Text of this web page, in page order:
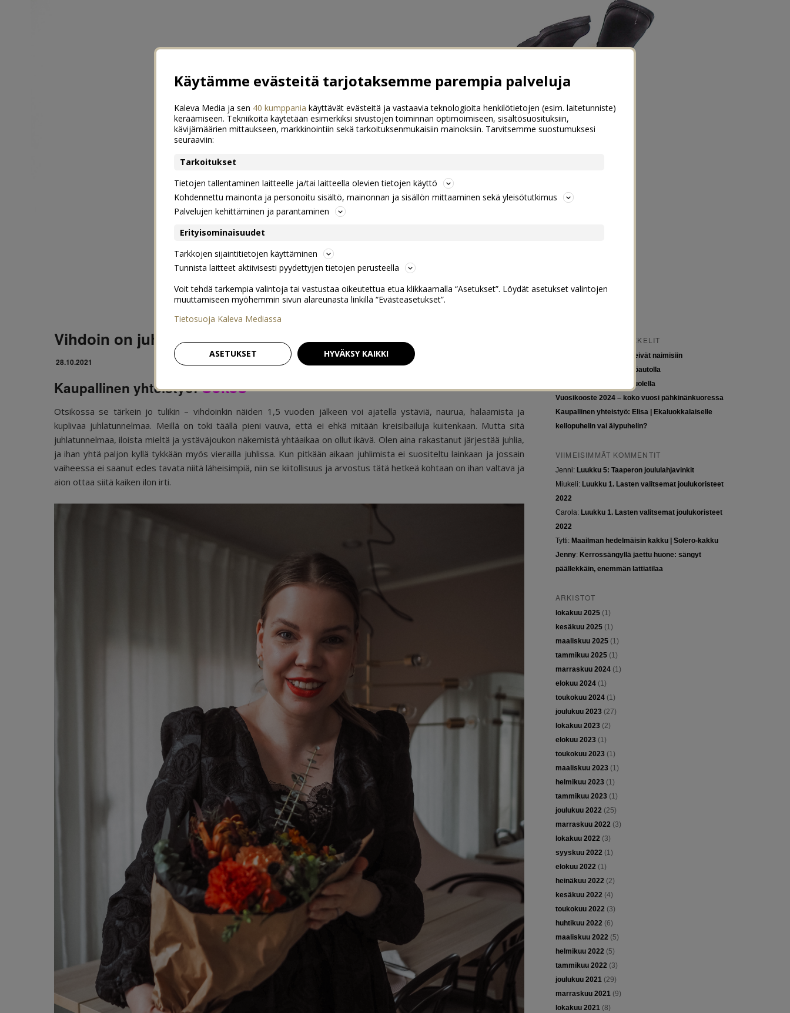
Vihdoin on juhlan aika
28.10.2021
Kaupallinen yhteistyö:Sokos
Otsikossa se tärkein jo tulikin – vihdoinkin näiden 1,5 vuoden jälkeen voi ajatella ystäviä, naurua, halaamista ja
kuplivaa juhlatunnelmaa. Meillä on toki täällä pieni vauva, että ei ehkä mitään kreisibailuja kuitenkaan. Mutta sitä
juhlatunnelmaa, iloista mieltä ja ystäväjoukon näkemistä yhtäaikaa on ollut ikävä. Olen aina rakastanut järjestää juhlia,
ja ihan yhtä paljon kyllä tykkään myös vierailla juhlissa. Kun pitkään aikaan juhlimista ei suositeltu lainkaan ja jossain
vaiheessa ei saanut edes tavata niitä läheisimpiä, niin se kiitollisuus ja arvostus tätä hetkeä kohtaan on ihan valtava ja
aion ottaa siitä kaiken ilon irti.
VIIMEISIMMÄT ARTIKKELIT
Tytöt kuuluvat kouluun, eivät naimisiin
Euroopan roadtrip sähköautolla
Tyttöjen ja tasa-arvon puolella
Vuosikooste 2024 – koko vuosi pähkinänkuoressa
Kaupallinen yhteistyö: Elisa | Ekaluokkalaiselle
kellopuhelin vai älypuhelin?
VIIMEISIMMÄT KOMMENTIT
Jenni: Luukku 5: Taaperon joululahjavinkit
Miukeli: Luukku 1. Lasten valitsemat joulukoristeet
2022
Carola: Luukku 1. Lasten valitsemat joulukoristeet
2022
Tytti: Maailman hedelmäisin kakku | Solero-kakku
Jenny: Kerrossängyllä jaettu huone: sängyt
päällekkäin, enemmän lattiatilaa
ARKISTOT
lokakuu 2025(1)
kesäkuu 2025(1)
maaliskuu 2025(1)
tammikuu 2025(1)
marraskuu 2024(1)
elokuu 2024(1)
toukokuu 2024(1)
joulukuu 2023(27)
lokakuu 2023(2)
elokuu 2023(1)
toukokuu 2023(1)
maaliskuu 2023(1)
helmikuu 2023(1)
tammikuu 2023(1)
joulukuu 2022(25)
marraskuu 2022(3)
lokakuu 2022(3)
syyskuu 2022(1)
elokuu 2022(1)
heinäkuu 2022(2)
kesäkuu 2022(4)
toukokuu 2022(3)
huhtikuu 2022(6)
maaliskuu 2022(5)
helmikuu 2022(5)
tammikuu 2022(3)
joulukuu 2021(29)
marraskuu 2021(9)
lokakuu 2021(8)
Käytämme evästeitä tarjotaksemme parempia palveluja
Kaleva Media ja sen 40 kumppania käyttävät evästeitä ja vastaavia teknologioita henkilötietojen (esim. laitetunniste)
keräämiseen. Tekniikoita käytetään esimerkiksi sivustojen toiminnan optimoimiseen, sisältösuosituksiin,
kävijämäärien mittaukseen, markkinointiin sekä tarkoituksenmukaisiin mainoksiin. Tarvitsemme suostumuksesi
seuraaviin:
Tarkoitukset
Tietojen tallentaminen laitteelle ja/tai laitteella olevien tietojen käyttö
Kohdennettu mainonta ja personoitu sisältö, mainonnan ja sisällön mittaaminen sekä yleisötutkimus
Palvelujen kehittäminen ja parantaminen
Erityisominaisuudet
Tarkkojen sijaintitietojen käyttäminen
Tunnista laitteet aktiivisesti pyydettyjen tietojen perusteella
Voit tehdä tarkempia valintoja tai vastustaa oikeutettua etua klikkaamalla “Asetukset”. Löydät asetukset valintojen
muuttamiseen myöhemmin sivun alareunasta linkillä “Evästeasetukset”.
Tietosuoja Kaleva Mediassa
ASETUKSET HYVÄKSY KAIKKI